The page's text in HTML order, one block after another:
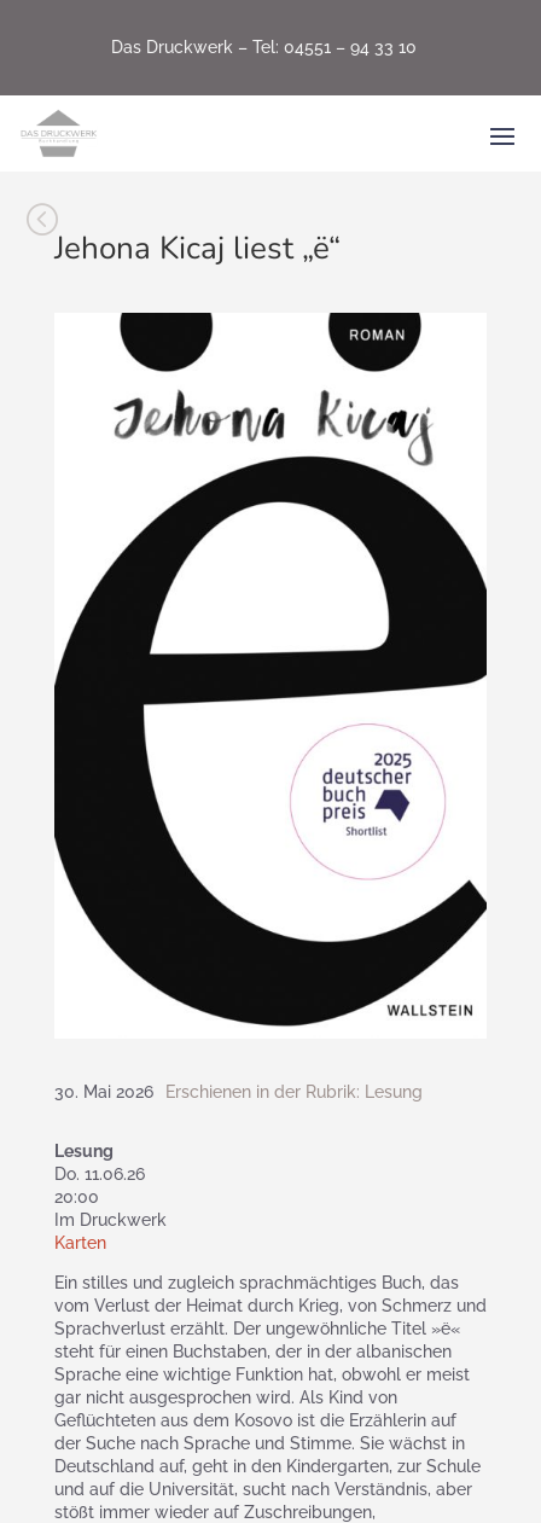
Das Druckwerk –Tel: 04551 – 94 33 10
<
Jehona Kicaj liest „ë“
30. Mai 2026 Erschienen in der Rubrik: Lesung
Lesung
Do. 11.06.26
20:00
Im Druckwerk
Karten
Ein stilles und zugleich sprachmächtiges Buch, das
vom Verlust der Heimat durch Krieg, von Schmerz und
Sprachverlust erzählt. Der ungewöhnliche Titel »ë«
steht für einen Buchstaben, der in der albanischen
Sprache eine wichtige Funktion hat, obwohl er meist
gar nicht ausgesprochen wird. Als Kind von
Geflüchteten aus dem Kosovo ist die Erzählerin auf
der Suche nach Sprache und Stimme. Sie wächst in
Deutschland auf, geht in den Kindergarten, zur Schule
und auf die Universität, sucht nach Verständnis, aber
stößt immer wieder auf Zuschreibungen,